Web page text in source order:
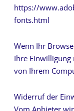
https://
fonts.html
Wenn Ihr
Ihre
von Ihrem
Widerruf der